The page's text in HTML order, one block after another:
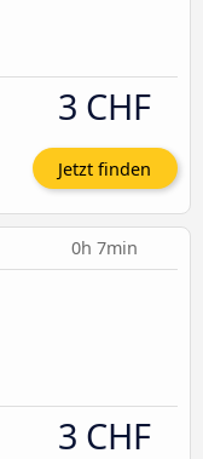
3 CHF
Jetzt finden
0h 7min
3 CHF